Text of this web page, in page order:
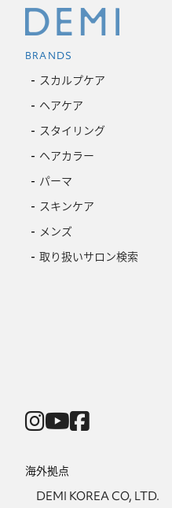
BRANDS
スカルプケア
ヘアケア
スタイリング
ヘアカラー
パーマ
スキンケア
メンズ
取り扱いサロン検索
海外拠点
DEMI KOREA CO, LTD.